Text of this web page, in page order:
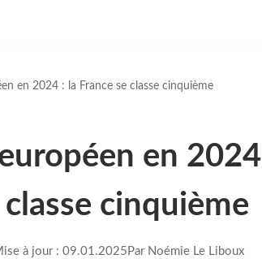
en 2024 : la France se classe cinquième
en 2024
cinquième
à jour : 09.01.2025 Par Noémie Le Liboux